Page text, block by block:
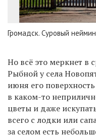
Громадск. Суровый
Но всё это меркнет в
Рыбной у села
июня его
в каком-то
цветы и даже
всего с лодки или
за селом есть